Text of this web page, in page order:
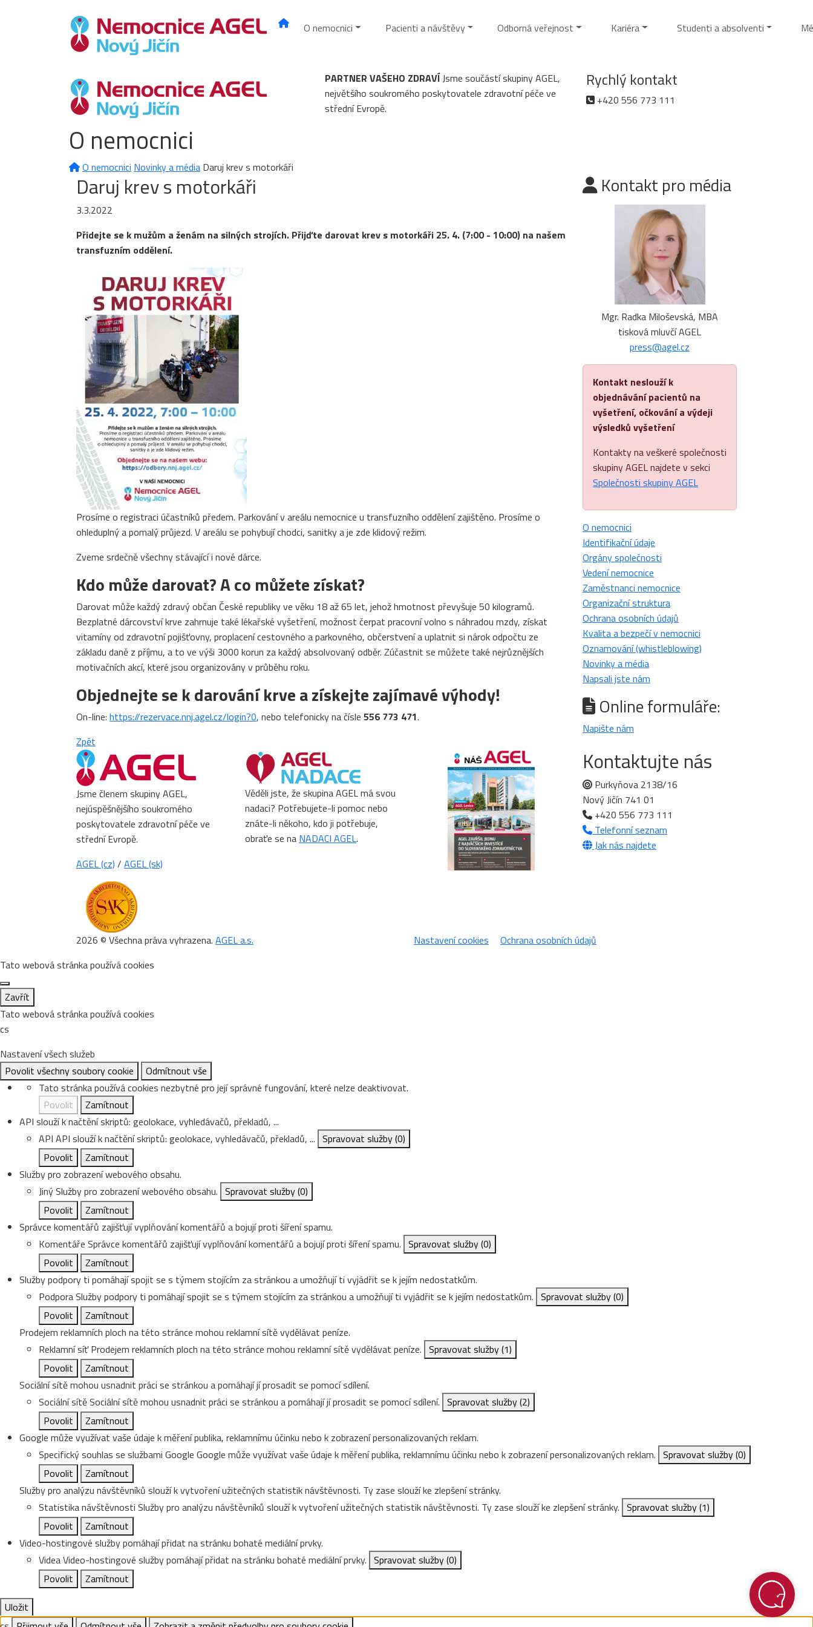
O nemocnici Pacienti a návštěvy Odborná veřejnost Kariéra Studenti a absolventi
PARTNER VAŠEHO ZDRAVÍJsme součástí skupiny AGEL,
největšího soukromého poskytovatele zdravotní péče ve
střední Evropě.
Rychlý kontakt
+420 556 773 111
O nemocnici
O nemocnici Novinky a média Daruj krev s motorkáři
Daruj krev s motorkáři
3.3.2022
Přidejte se k mužům a ženám na silných strojích. Přijďte darovat krev s motorkáři 25. 4. (7:00 - 10:00) na našem
transfuzním oddělení.
Prosíme o registraci účastníků předem. Parkování v areálu nemocnice u transfuzního oddělení zajištěno. Prosíme o
ohleduplný a pomalý průjezd. V areálu se pohybují chodci, sanitky a je zde klidový režim.
Zveme srdečně všechny stávající i nové dárce.
Kdo může darovat? A co můžete získat?
Darovat může každý zdravý občan České republiky ve věku 18 až 65 let, jehož hmotnost převyšuje 50 kilogramů.
Bezplatné dárcovství krve zahrnuje také lékařské vyšetření, možnost čerpat pracovní volno s náhradou mzdy, získat
vitamíny od zdravotní pojišťovny, proplacení cestovného a parkovného, občerstvení a uplatnit si nárok odpočtu ze
základu daně z příjmu, a to ve výši 3000 korun za každý absolvovaný odběr. Zúčastnit se můžete také nejrůznějších
motivačních akcí, které jsou organizovány v průběhu roku.
Objednejte se k darování krve a získejte zajímavé výhody!
On-line: https://rezervace.nnj.agel.cz/login?0, nebo telefonicky na čísle 556 773 471.
Zpět
Kontakt pro média
Mgr. Radka Miloševská, MBA
tisková mluvčí AGEL
press@agel.cz
Kontakt neslouží k
objednávání pacientů na
vyšetření, očkování a výdeji
výsledků vyšetření
Kontakty na veškeré společnosti
skupiny AGEL najdete v sekci
Společnosti skupiny AGEL
O nemocnici
Identifikační údaje
Orgány společnosti
Vedení nemocnice
Zaměstnanci nemocnice
Organizační struktura
Ochrana osobních údajů
Kvalita a bezpečí v nemocnici
Oznamování (whistleblowing)
Novinky a média
Napsali jste nám
Online formuláře:
Napište nám
Jsme členem skupiny AGEL,
nejúspěšnějšího soukromého
poskytovatele zdravotní péče ve
střední Evropě.
AGEL (cz) / AGEL (sk)
Věděli jste, že skupina AGEL má svou
nadaci? Potřebujete-li pomoc nebo
znáte-li někoho, kdo ji potřebuje,
obraťe se na NADACI AGEL.
Kontaktujte nás
Purkyňova 2138/16
Nový Jičín 741 01
+420 556 773 111
Telefonní seznam
Jak nás najdete
2026 © Všechna práva vyhrazena. AGEL a.s. Nastavení cookies
Ochrana osobních údajů
Tato webová stránka používá cookies
Zavřít
Tato webová stránka používá cookies
cs
Nastavení všech služeb
Povolit všechny soubory cookie
Odmítnout vše
Tato stránka používá cookies nezbytné pro její správné fungování, které nelze deaktivovat.
Povolit
Zamítnout
API slouží k načtění skriptů: geolokace, vyhledávačů, překladů, ...
API API slouží k načtění skriptů: geolokace, vyhledávačů, překladů, ... Spravovat služby(0)
Povolit
Zamítnout
Služby pro zobrazení webového obsahu.
JinýSlužby pro zobrazení webového obsahu. Spravovat služby(0)
Povolit
Zamítnout
Správce komentářů zajišťují vyplňování komentářů a bojují proti šíření spamu.
Komentáře Správce komentářů zajišťují vyplňování komentářů a bojují proti šíření spamu. Spravovat služby(0)
Povolit
Zamítnout
Služby podpory ti pomáhají spojit se s týmem stojícím za stránkou a umožňují ti vyjádřit se k jejím nedostatkům.
PodporaSlužby podpory ti pomáhají spojit se s týmem stojícím za stránkou a umožňují ti vyjádřit se k jejím nedostatkům. Spravovat služby(0)
Povolit
Zamítnout
Prodejem reklamních ploch na této stránce mohou reklamní sítě vydělávat peníze.
Reklamní síť Prodejem reklamních ploch na této stránce mohou reklamní sítě vydělávat peníze. Spravovat služby(1)
Povolit
Zamítnout
Sociální sítě mohou usnadnit práci se stránkou a pomáhají jí prosadit se pomocí sdílení.
Sociální sítěSociální sítě mohou usnadnit práci se stránkou a pomáhají jí prosadit se pomocí sdílení. Spravovat služby(2)
Povolit
Zamítnout
Google může využívat vaše údaje k měření publika, reklamnímu účinku nebo k zobrazení personalizovaných reklam.
Specifický souhlas se službami Google Google může využívat vaše údaje k měření publika, reklamnímu účinku nebo k zobrazení personalizovaných reklam. Spravovat služby(0)
Povolit
Zamítnout
Služby pro analýzu návštěvníků slouží k vytvoření užitečných statistik návštěvnosti. Ty zase slouží ke zlepšení stránky.
Statistika návštěvnosti Služby pro analýzu návštěvníků slouží k vytvoření užitečných statistik návštěvnosti. Ty zase slouží ke zlepšení stránky. Spravovat služby(1)
Povolit
Zamítnout
Video-hostingové služby pomáhají přidat na stránku bohaté mediální prvky.
VideaVideo-hostingové služby pomáhají přidat na stránku bohaté mediální prvky. Spravovat služby(0)
Povolit
Zamítnout
Uložit